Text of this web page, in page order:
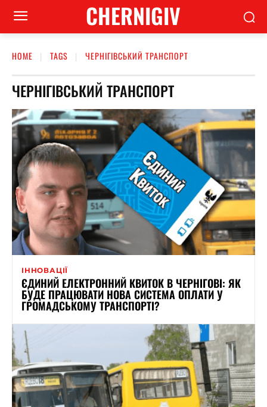
CHERNIGIV
HOME TAGS ЧЕРНІГІВСЬКИЙ ТРАНСПОРТ
ЧЕРНІГІВСЬКИЙ ТРАНСПОРТ
ІННОВАЦІЇ
ЄДИНИЙ ЕЛЕКТРОННИЙ КВИТОК В ЧЕРНІГОВІ: ЯК
БУДЕ ПРАЦЮВАТИ НОВА СИСТЕМА ОПЛАТИ У
ГРОМАДСЬКОМУ ТРАНСПОРТІ?